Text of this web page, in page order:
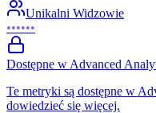
Unikalni Widzowie
••••••
Dostępne w Advanced
Te metryki są dostępne w
dowiedzieć się więcej.